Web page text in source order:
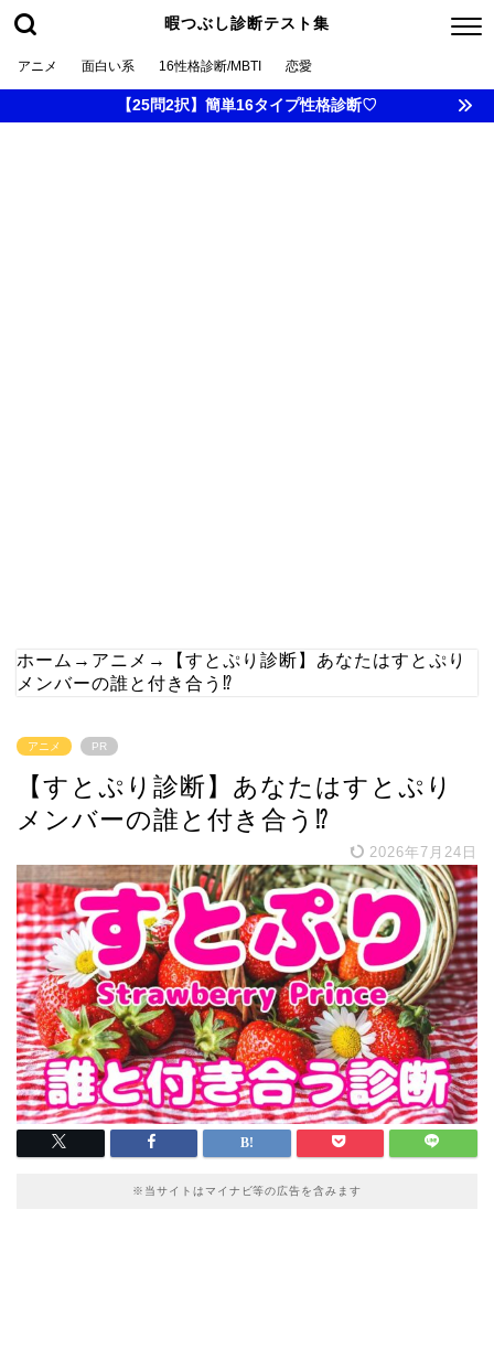
暇つぶし診断テスト集
アニメ 面白い系 16性格診断/MBTI 恋愛
【25問2択】簡単16タイプ性格診断♡
ホーム → アニメ →
【すとぷり診断】あなたはすとぷり
メンバーの誰と付き合う⁉
アニメ PR
【すとぷり診断】あなたはすとぷり
メンバーの誰と付き合う⁉
2026年7月24日
※当サイトはマイナビ等の広告を含みます